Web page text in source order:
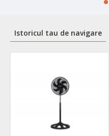
Istoricul tau de navigare